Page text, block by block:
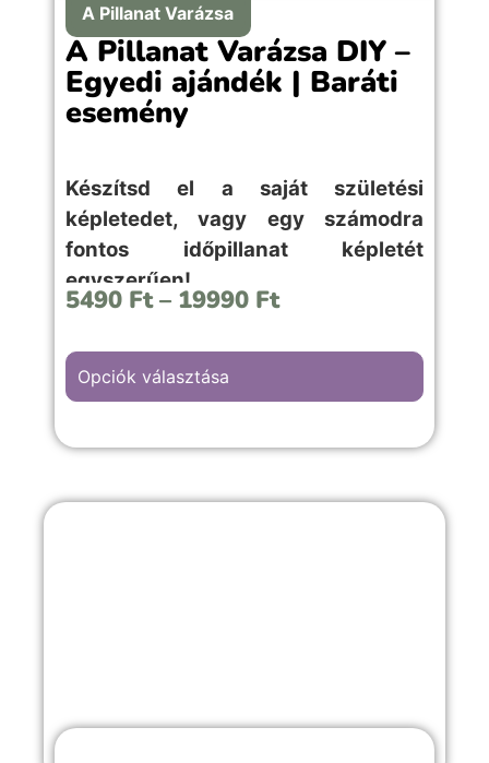
A Pillanat Varázsa
A Pillanat Varázsa DIY –
Egyedi ajándék | Baráti
esemény
Készítsd el a saját születési
képletedet, vagy egy számodra
fontos időpillanat képletét
egyszerűen!
A “Baráti esemény” hátterű kép választása,
vagy fontosabb emlékekkel teli örömteli
5490 Ft – 19990 Ft
Opciók választása